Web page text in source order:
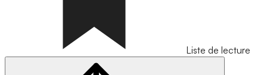
Liste de lecture